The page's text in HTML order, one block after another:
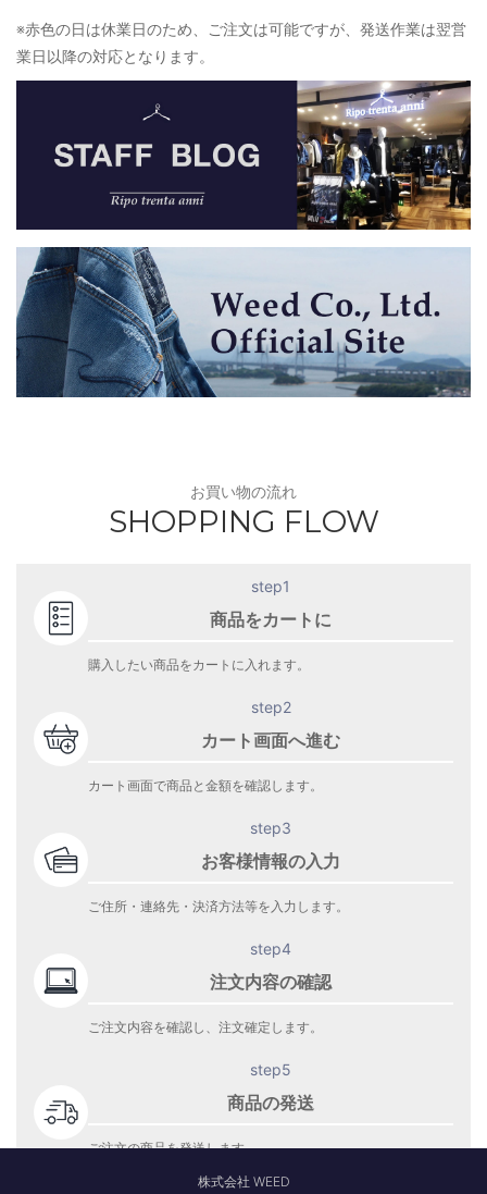
※赤色の日は休業日のため、ご注文は可能ですが、発送作業は翌営
業日以降の対応となります。
お買い物の流れ
SHOPPING FLOW
step1
商品をカートに
購入したい商品をカートに入れます。
step2
カート画面へ進む
カート画面で商品と金額を確認します。
step3
お客様情報の入力
ご住所・連絡先・決済方法等を入力します。
step4
注文内容の確認
ご注文内容を確認し、注文確定します。
step5
商品の発送
ご注文の商品を発送します。
株式会社 WEED